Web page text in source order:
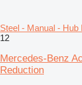
Steel - Manual -
12
Mercedes-Benz
Reduction